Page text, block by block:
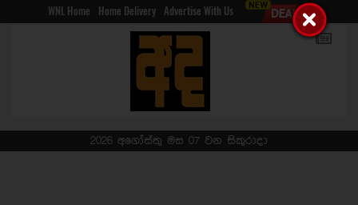
WNL Home Home Delivery Advertise With Us
2026 අගෝස්තු මස 07 වන සිකුරාදා